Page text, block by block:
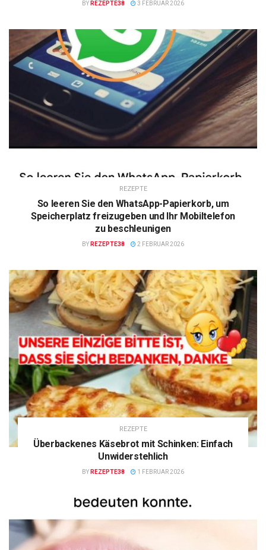
BY REZEPTE38 3 FEBRUAR 2026
REZEPTE
So leeren Sie den WhatsApp-Papierkorb, um
Speicherplatz freizugeben und Ihr Mobiltelefon
zu beschleunigen
BY REZEPTE38 2 FEBRUAR 2026
REZEPTE
Überbackenes Käsebrot mit Schinken: Einfach
Unwiderstehlich
BY REZEPTE38 1 FEBRUAR 2026